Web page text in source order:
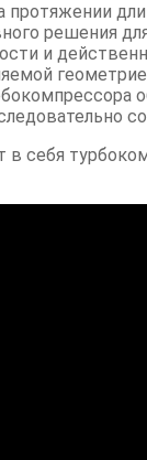
решения
и
себя